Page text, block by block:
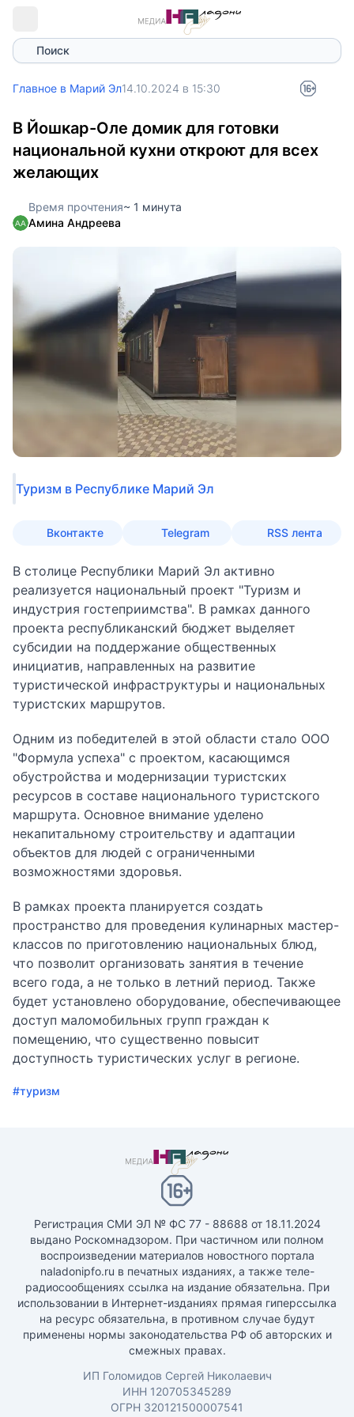
Поиск
Главное в Марий Эл14.10.2024 в 15:30
В Йошкар-Оле домик для готовки
национальной кухни откроют для всех
желающих
Время прочтения~ 1 минута
Амина Андреева
Туризм в Республике Марий Эл
Вконтакте Telegram RSS лента
В столице Республики Марий Эл активно
реализуется национальный проект "Туризм и
индустрия гостеприимства". В рамках данного
проекта республиканский бюджет выделяет
субсидии на поддержание общественных
инициатив, направленных на развитие
туристической инфраструктуры и национальных
туристских маршрутов.
Одним из победителей в этой области стало ООО
"Формула успеха" с проектом, касающимся
обустройства и модернизации туристских
ресурсов в составе национального туристского
маршрута. Основное внимание уделено
некапитальному строительству и адаптации
объектов для людей с ограниченными
возможностями здоровья.
В рамках проекта планируется создать
пространство для проведения кулинарных мастер-
классов по приготовлению национальных блюд,
что позволит организовать занятия в течение
всего года, а не только в летний период. Также
будет установлено оборудование, обеспечивающее
доступ маломобильных групп граждан к
помещению, что существенно повысит
доступность туристических услуг в регионе.
#туризм
Регистрация СМИ ЭЛ № ФС 77 - 88688 от 18.11.2024
выдано Роскомнадзором. При частичном или полном
воспроизведении материалов новостного портала
naladonipfo.ru в печатных изданиях, а также теле-
радиосообщениях ссылка на издание обязательна. При
использовании в Интернет-изданиях прямая гиперссылка
на ресурс обязательна, в противном случае будут
применены нормы законодательства РФ об авторских и
смежных правах.
ИП Голомидов Сергей Николаевич
ИНН 120705345289
ОГРН 320121500007541